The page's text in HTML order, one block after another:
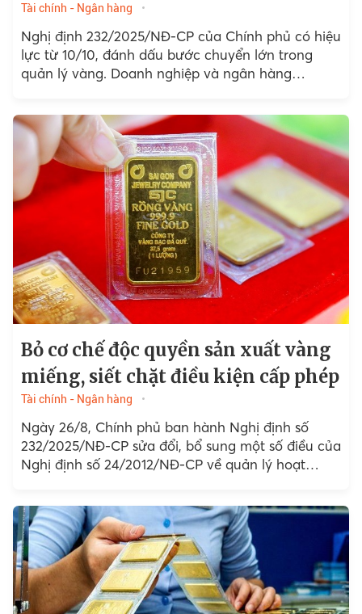
Tài chính - Ngân hàng
Nghị định 232/2025/NĐ-CP của Chính phủ có hiệu
lực từ 10/10, đánh dấu bước chuyển lớn trong
quản lý vàng. Doanh nghiệp và ngân hàng
Bỏ cơ chế độc quyền sản xuất vàng
miếng, siết chặt điều kiện cấp phép
Tài chính - Ngân hàng
Ngày 26/8, Chính phủ ban hành Nghị định số
232/2025/NĐ-CP sửa đổi, bổ sung một số điều của
Nghị định số 24/2012/NĐ-CP về quản lý hoạt